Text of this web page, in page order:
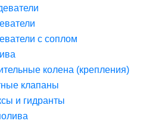
с соплом
колена (крепления)
клапаны
и гидранты